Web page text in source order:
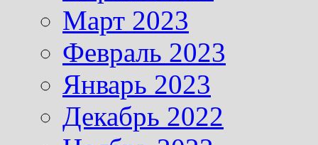
Март 2023
Февраль 2023
Январь 2023
Декабрь 2022